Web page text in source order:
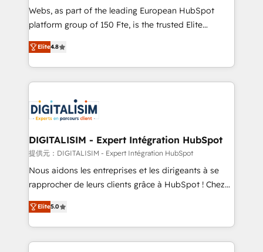
HubSpot pros 📊 Lead generation services using
HubSpot Why us? - SIX HubSpot Accreditations -
CRM, Solutions Architecture, Onboarding , Data
Migration, Custom Integration & Platform
team of 25+ experts Contact us today to help you
get more from your investment in HubSpot.
Webs, as part of the leading European HubSpot
platform group of 150 Fte, is the trusted Elite
HubSpot CRM Partner offering you a roadmap on
maximizing EBITDA and achieving Commercial
Excellence. With our targeted processes, we
strengthen your digital transformation and minimize
Implementation partner, we provide expertise to
drive your business forward. Since 2015 we are fully
dedicated to HubSpot and with an experienced
team (50+), we work with reputable companies in
B2B sectors such as manufacturing, SaaS and
business services. We prepare a customized
impact of your digital transformation, including a
detailed financial rationale with a focus on ROI and
Elite4.8
DIGITALISIM - Expert Intégration HubSpot
提供元：DIGITALISIM - Expert Intégration HubSpot
Nous aidons les entreprises et les dirigeants à se
rapprocher de leurs clients grâce à HubSpot ! Chez
DIGITALISIM, nous avons l'intime conviction que la
réussite des entreprises passe par l’innovation web,
le marketing digital, et la relation client ! C'est
pourquoi, nos experts sont à la fois capables de
Elite5.0